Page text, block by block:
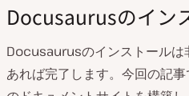
Docusaurusのイン
Docusaurusのインストールは
あれば完了します。今回の記